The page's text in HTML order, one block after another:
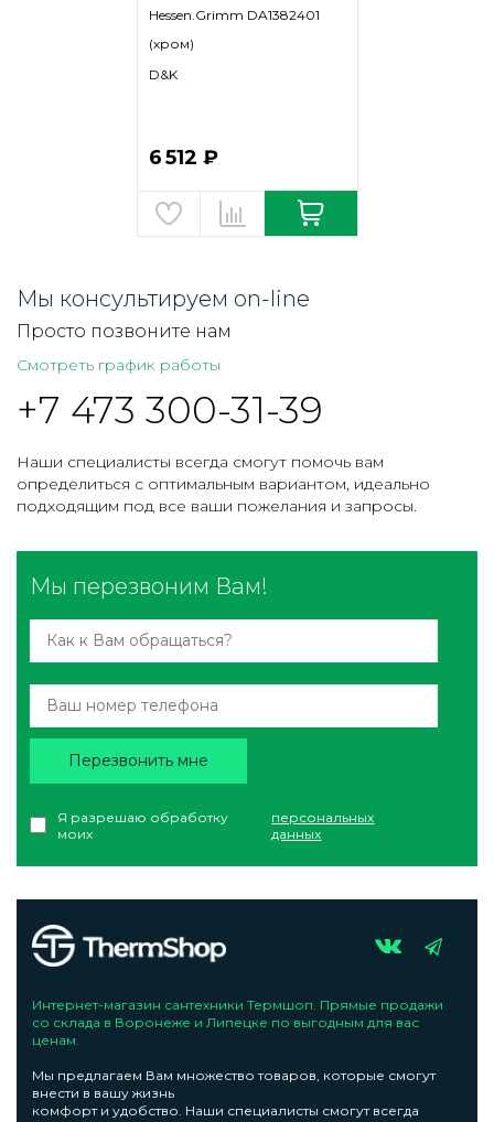
Hessen.Grimm DA1382401
(хром)
D&K
6 512 ₽
Мы консультируем on-line
Просто позвоните нам
Смотреть график работы
+7 473 300-31-39
Наши специалисты всегда смогут помочь вам
определиться с оптимальным вариантом, идеально
подходящим под все ваши пожелания и запросы.
Мы перезвоним Вам!
Я разрешаю обработку
моих
персональных
данных
Перезвонить мне
Интернет-магазин сантехники Термшоп. Прямые продажи
со склада в Воронеже и Липецке по выгодным для вас
ценам.
Мы предлагаем Вам множество товаров, которые смогут
внести в вашу жизнь
комфорт и удобство. Наши специалисты смогут всегда